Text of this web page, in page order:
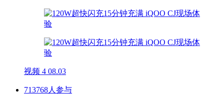
视频 4 08.03
713768人参与